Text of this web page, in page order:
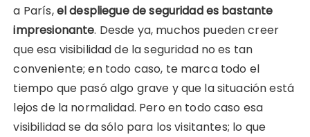
a París,el despliegue de seguridad es bastante
impresionante. Desde ya, muchos pueden creer
que esa visibilidad de la seguridad no es tan
conveniente; en todo caso, te marca todo el
tiempo que pasó algo grave y que la situación está
lejos de la normalidad. Pero en todo caso esa
visibilidad se da sólo para los visitantes; lo que